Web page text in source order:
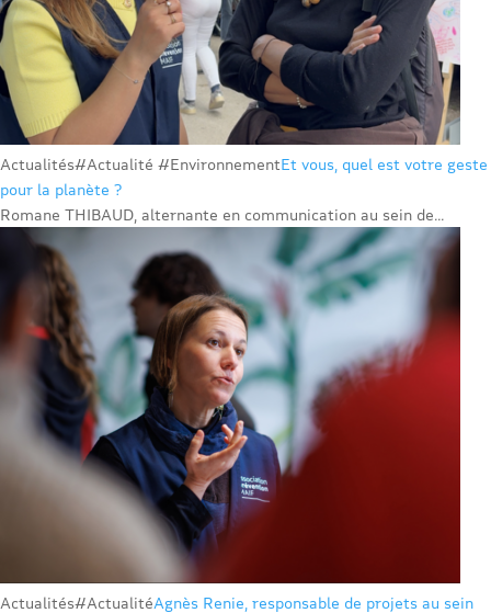
Actualités#Actualité #EnvironnementEt vous, quel est votre geste
pour la planète ?
Romane THIBAUD, alternante en communication au sein de...
Actualités#ActualitéAgnès Renie, responsable de projets au sein